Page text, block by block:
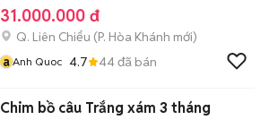
31.000.000 đ
Q. Liên Chiểu (P. Hòa Khánh mới)
a Anh Quoc 4.7 44đã bán
Chim bồ câu Trắng xám 3 tháng